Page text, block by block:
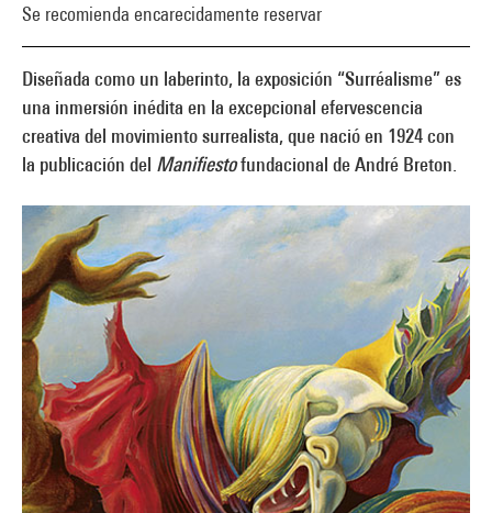
Diseñada como un laberinto, la exposición “Surréalisme” es
una inmersión inédita en la excepcional efervescencia
creativa del movimiento surrealista, que nació en 1924 con
la publicación del Manifiestofundacional de André Breton.
Se recomienda encarecidamente reservar